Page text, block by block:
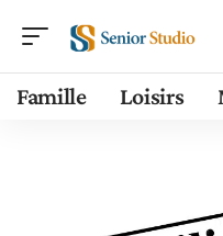
Famille Loisirs